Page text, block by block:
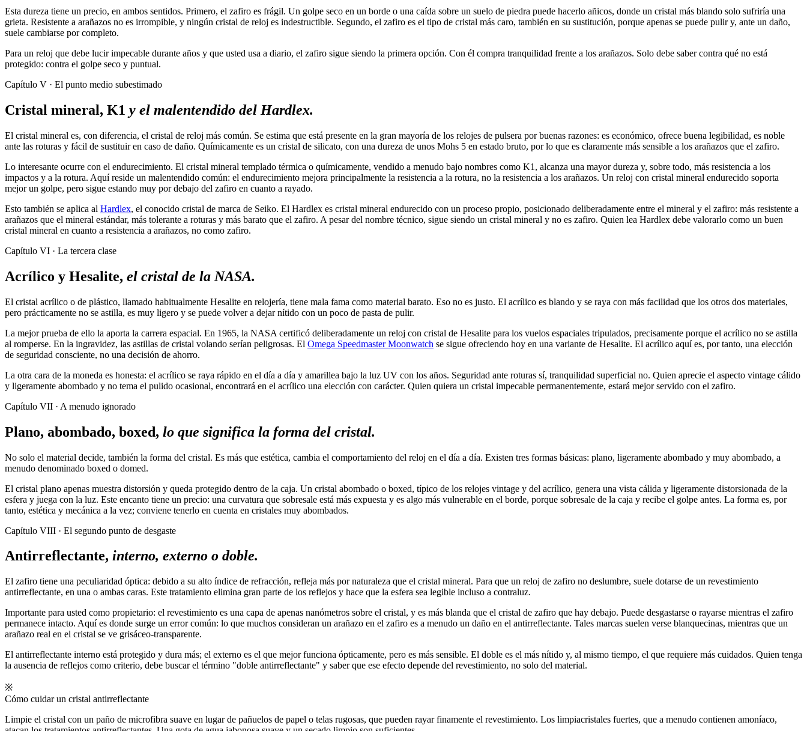
Esta dureza tiene un precio, en ambos sentidos. Primero, el zafiro es frágil. Un golpe seco en un borde o una caída sobre un suelo de piedra puede hacerlo añicos, donde un cristal más blando solo sufriría una
grieta. Resistente a arañazos no es irrompible, y ningún cristal de reloj es indestructible. Segundo, el zafiro es el tipo de cristal más caro, también en su sustitución, porque apenas se puede pulir y, ante un daño,
suele cambiarse por completo.
Para un reloj que debe lucir impecable durante años y que usted usa a diario, el zafiro sigue siendo la primera opción. Con él compra tranquilidad frente a los arañazos. Solo debe saber contra qué no está
protegido: contra el golpe seco y puntual.
Capítulo V · El punto medio subestimado
Cristal mineral, K1 y el malentendido del Hardlex.
El cristal mineral es, con diferencia, el cristal de reloj más común. Se estima que está presente en la gran mayoría de los relojes de pulsera por buenas razones: es económico, ofrece buena legibilidad, es noble
ante las roturas y fácil de sustituir en caso de daño. Químicamente es un cristal de silicato, con una dureza de unos Mohs 5 en estado bruto, por lo que es claramente más sensible a los arañazos que el zafiro.
Lo interesante ocurre con el endurecimiento. El cristal mineral templado térmica o químicamente, vendido a menudo bajo nombres como K1, alcanza una mayor dureza y, sobre todo, más resistencia a los
impactos y a la rotura. Aquí reside un malentendido común: el endurecimiento mejora principalmente la resistencia a la rotura, no la resistencia a los arañazos. Un reloj con cristal mineral endurecido soporta
mejor un golpe, pero sigue estando muy por debajo del zafiro en cuanto a rayado.
Esto también se aplica al Hardlex, el conocido cristal de marca de Seiko. El Hardlex es cristal mineral endurecido con un proceso propio, posicionado deliberadamente entre el mineral y el zafiro: más resistente a
arañazos que el mineral estándar, más tolerante a roturas y más barato que el zafiro. A pesar del nombre técnico, sigue siendo un cristal mineral y no es zafiro. Quien lea Hardlex debe valorarlo como un buen
cristal mineral en cuanto a resistencia a arañazos, no como zafiro.
Capítulo VI · La tercera clase
Acrílico y Hesalite, el cristal de la NASA.
El cristal acrílico o de plástico, llamado habitualmente Hesalite en relojería, tiene mala fama como material barato. Eso no es justo. El acrílico es blando y se raya con más facilidad que los otros dos materiales,
pero prácticamente no se astilla, es muy ligero y se puede volver a dejar nítido con un poco de pasta de pulir.
La mejor prueba de ello la aporta la carrera espacial. En 1965, la NASA certificó deliberadamente un reloj con cristal de Hesalite para los vuelos espaciales tripulados, precisamente porque el acrílico no se astilla
al romperse. En la ingravidez, las astillas de cristal volando serían peligrosas. El Omega Speedmaster Moonwatch se sigue ofreciendo hoy en una variante de Hesalite. El acrílico aquí es, por tanto, una elección
de seguridad consciente, no una decisión de ahorro.
La otra cara de la moneda es honesta: el acrílico se raya rápido en el día a día y amarillea bajo la luz UV con los años. Seguridad ante roturas sí, tranquilidad superficial no. Quien aprecie el aspecto vintage cálido
y ligeramente abombado y no tema el pulido ocasional, encontrará en el acrílico una elección con carácter. Quien quiera un cristal impecable permanentemente, estará mejor servido con el zafiro.
Capítulo VII · A menudo ignorado
Plano, abombado, boxed, lo que significa la forma del cristal.
No solo el material decide, también la forma del cristal. Es más que estética, cambia el comportamiento del reloj en el día a día. Existen tres formas básicas: plano, ligeramente abombado y muy abombado, a
menudo denominado boxed o domed.
El cristal plano apenas muestra distorsión y queda protegido dentro de la caja. Un cristal abombado o boxed, típico de los relojes vintage y del acrílico, genera una vista cálida y ligeramente distorsionada de la
esfera y juega con la luz. Este encanto tiene un precio: una curvatura que sobresale está más expuesta y es algo más vulnerable en el borde, porque sobresale de la caja y recibe el golpe antes. La forma es, por
tanto, estética y mecánica a la vez; conviene tenerlo en cuenta en cristales muy abombados.
Capítulo VIII · El segundo punto de desgaste
Antirreflectante, interno, externo o doble.
El zafiro tiene una peculiaridad óptica: debido a su alto índice de refracción, refleja más por naturaleza que el cristal mineral. Para que un reloj de zafiro no deslumbre, suele dotarse de un revestimiento
antirreflectante, en una o ambas caras. Este tratamiento elimina gran parte de los reflejos y hace que la esfera sea legible incluso a contraluz.
Importante para usted como propietario: el revestimiento es una capa de apenas nanómetros sobre el cristal, y es más blanda que el cristal de zafiro que hay debajo. Puede desgastarse o rayarse mientras el zafiro
permanece intacto. Aquí es donde surge un error común: lo que muchos consideran un arañazo en el zafiro es a menudo un daño en el antirreflectante. Tales marcas suelen verse blanquecinas, mientras que un
arañazo real en el cristal se ve grisáceo-transparente.
El antirreflectante interno está protegido y dura más; el externo es el que mejor funciona ópticamente, pero es más sensible. El doble es el más nítido y, al mismo tiempo, el que requiere más cuidados. Quien tenga
la ausencia de reflejos como criterio, debe buscar el término "doble antirreflectante" y saber que ese efecto depende del revestimiento, no solo del material.
※
Cómo cuidar un cristal antirreflectante
Limpie el cristal con un paño de microfibra suave en lugar de pañuelos de papel o telas rugosas, que pueden rayar finamente el revestimiento. Los limpiacristales fuertes, que a menudo contienen amoníaco,